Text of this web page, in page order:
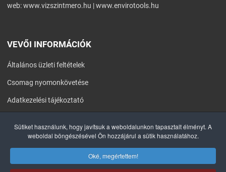
web:www.vizszintmero.hu |www.envirotools.hu
VEVŐI INFORMÁCIÓK
Általános üzleti feltételek
Csomag nyomonkövetése
Adatkezelési tájékoztató
Impresszum
Sütiket használunk, hogy javítsuk a weboldalunkon tapasztalt élményt. A
weboldal böngészésével Ön hozzájárul a sütik használatához.
Oké, megértettem!